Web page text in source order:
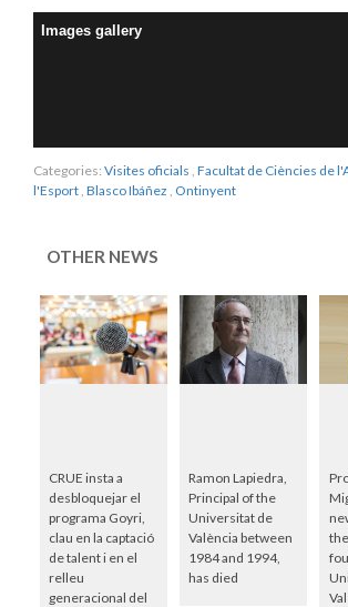
Images gallery
Categories: Visites oficials Facultat de Ciències de
l'Esport Blasco Ibáñez Ontinyent
OTHER NEWS
CRUE insta a
desbloquejar el
programa Goyri,
clau en la captació
de talent i en el
relleu
generacional del
Ramon Lapiedra,
Principal of the
Universitat de
València between
1984 and 1994,
has died